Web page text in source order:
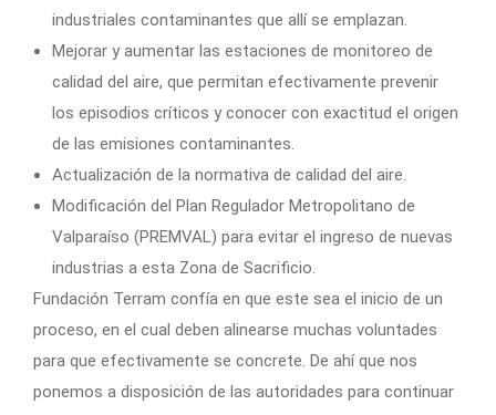
industriales contaminantes que allí se emplazan.
Mejorar y aumentar las estaciones de monitoreo de
calidad del aire, que permitan efectivamente prevenir
los episodios críticos y conocer con exactitud el origen
de las emisiones contaminantes.
Actualización de la normativa de calidad del aire.
Modificación del Plan Regulador Metropolitano de
Valparaíso (PREMVAL) para evitar el ingreso de nuevas
industrias a esta Zona de Sacrificio.
Fundación Terram confía en que este sea el inicio de un
proceso, en el cual deben alinearse muchas voluntades
para que efectivamente se concrete. De ahí que nos
ponemos a disposición de las autoridades para continuar